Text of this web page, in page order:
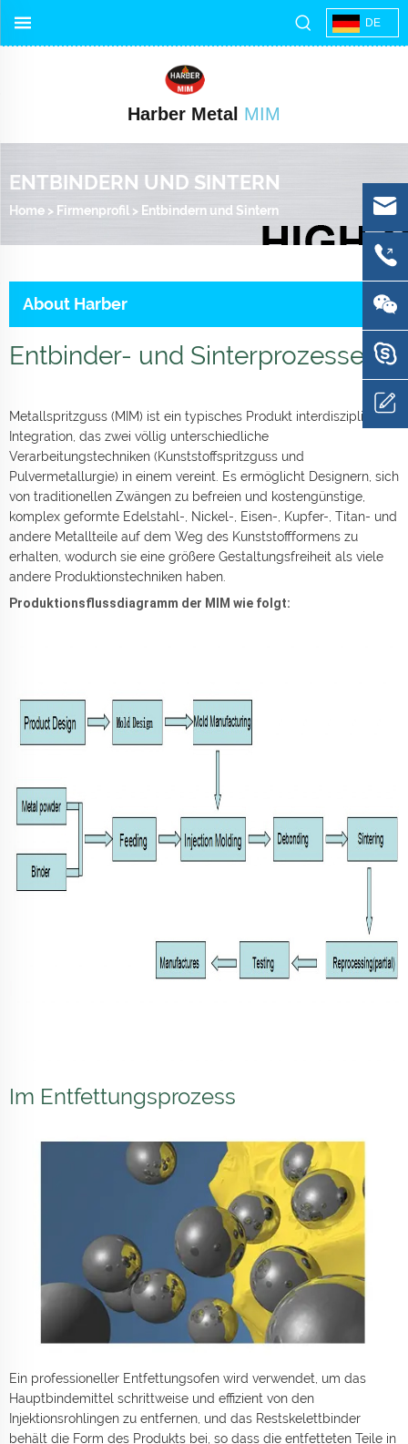
DE
Harber Metal MIM
ENTBINDERN UND SINTERN
Home > Firmenprofil > Entbindern und Sintern
About Harber
Entbinder- und Sinterprozesse
Metallspritzguss (MIM) ist ein typisches Produkt interdisziplinärer
Integration, das zwei völlig unterschiedliche
Verarbeitungstechniken (Kunststoffspritzguss und
Pulvermetallurgie) in einem vereint. Es ermöglicht Designern, sich
von traditionellen Zwängen zu befreien und kostengünstige,
komplex geformte Edelstahl-, Nickel-, Eisen-, Kupfer-, Titan- und
andere Metallteile auf dem Weg des Kunststoffformens zu
erhalten, wodurch sie eine größere Gestaltungsfreiheit als viele
andere Produktionstechniken haben.
Produktionsflussdiagramm der MIM wie folgt:
Im Entfettungsprozess
Ein professioneller Entfettungsofen wird verwendet, um das
Hauptbindemittel schrittweise und effizient von den
Injektionsrohlingen zu entfernen, und das Restskelettbinder
behält die Form des Produkts bei, so dass die entfetteten Teile in